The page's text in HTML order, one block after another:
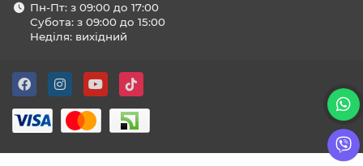
Пн-Пт: з 09:00 до 17:00
Субота: з 09:00 до 15:00
Неділя: вихідний